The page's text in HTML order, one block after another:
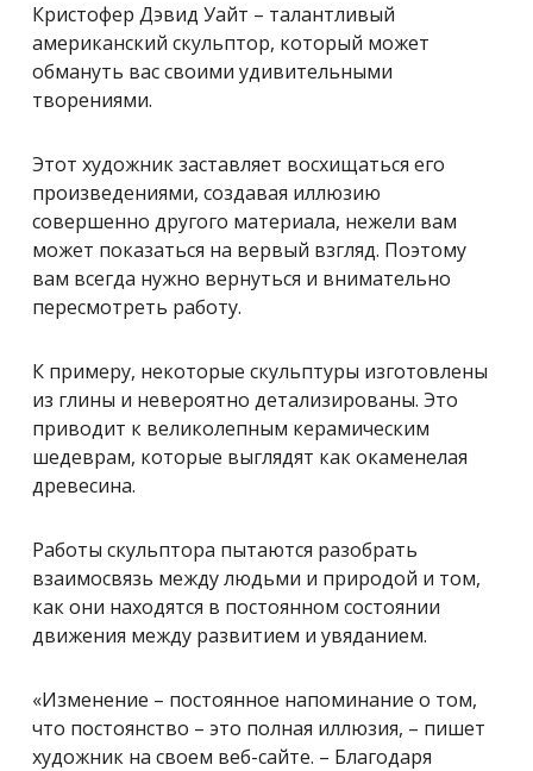
Кристофер Дэвид Уайт – талантливый
американский скульптор, который может
обмануть вас своими удивительными
творениями.
Этот художник заставляет восхищаться его
произведениями, создавая иллюзию
совершенно другого материала, нежели вам
может показаться на вервый взгляд. Поэтому
вам всегда нужно вернуться и внимательно
пересмотреть работу.
К примеру, некоторые скульптуры изготовлены
из глины и невероятно детализированы. Это
приводит к великолепным керамическим
шедеврам, которые выглядят как окаменелая
древесина.
Работы скульптора пытаются разобрать
взаимосвязь между людьми и природой и том,
как они находятся в постоянном состоянии
движения между развитием и увяданием.
«Изменение – постоянное напоминание о том,
что постоянство – это полная иллюзия, – пишет
художник на своем веб-сайте. – Благодаря